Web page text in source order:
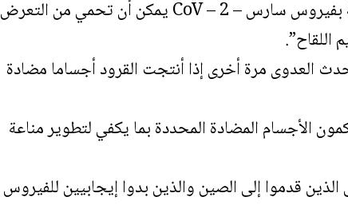
وكتب الباحثون “أشارت نتائجنا معا إلى أن العدوى الأولية بفيروس سارس – CoV – 2 يمكن أن تحمي من التعرض
اللقاح”.
العدوى مرة أخرى إذا أنتجت القرود أجساما مضادة
الأجسام المضادة المحددة بما يكفي لتطوير مناعة
قدموا إلى الصين والذين بدوا إيجابيين للفيروس